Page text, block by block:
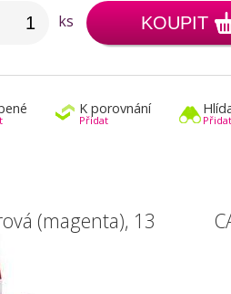
ks KOUPIT
K porovnání
Přidat Přidat
(magenta), 13